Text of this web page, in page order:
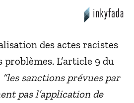
des actes racistes
L’article 9 du
“les sanctions prévues par
pas l’application de